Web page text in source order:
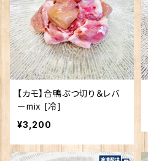
【カモ】合鴨ぶつ切り＆レバ
ーmix [冷]
¥3,200